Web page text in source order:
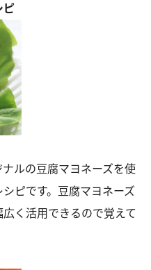
ピ
ルの豆腐マヨネーズを使
ピです。豆腐マヨネーズ
く活用できるので覚えて